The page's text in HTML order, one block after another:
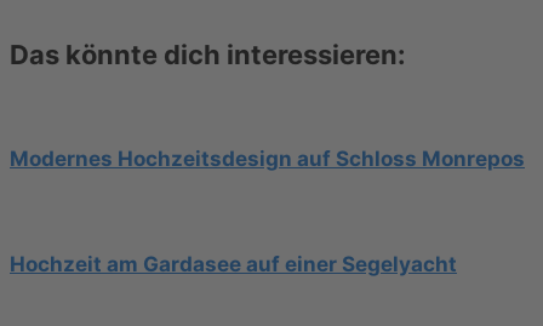
Das könnte dich interessieren:
Modernes Hochzeitsdesign auf Schloss Monrepos
Hochzeit am Gardasee auf einer Segelyacht